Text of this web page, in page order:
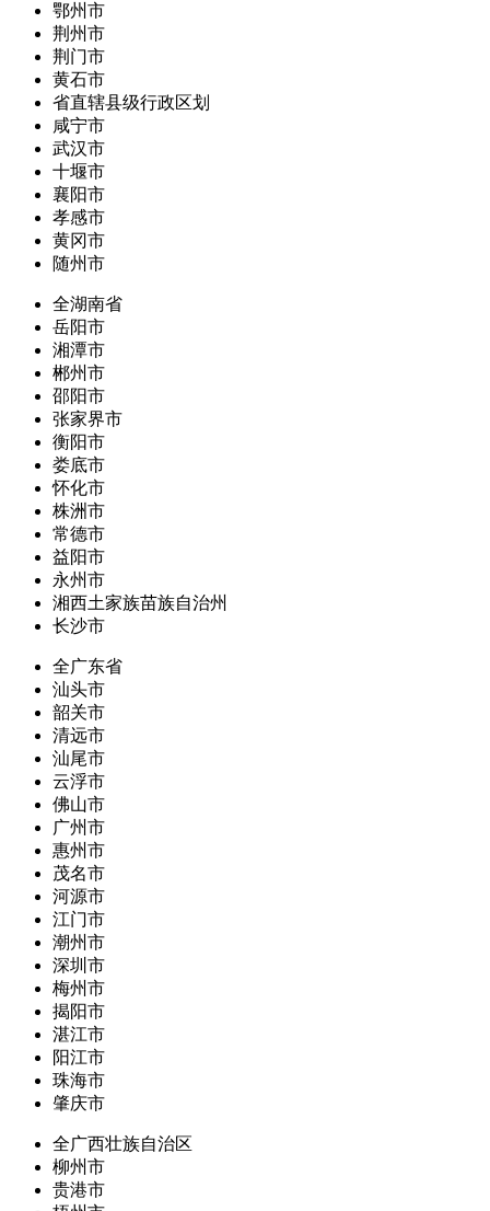
鄂州市
荆州市
荆门市
黄石市
省直辖县级行政区划
咸宁市
武汉市
十堰市
襄阳市
孝感市
黄冈市
随州市
全湖南省
岳阳市
湘潭市
郴州市
邵阳市
张家界市
衡阳市
娄底市
怀化市
株洲市
常德市
益阳市
永州市
湘西土家族苗族自治州
长沙市
全广东省
汕头市
韶关市
清远市
汕尾市
云浮市
佛山市
广州市
惠州市
茂名市
河源市
江门市
潮州市
深圳市
梅州市
揭阳市
湛江市
阳江市
珠海市
肇庆市
全广西壮族自治区
柳州市
贵港市